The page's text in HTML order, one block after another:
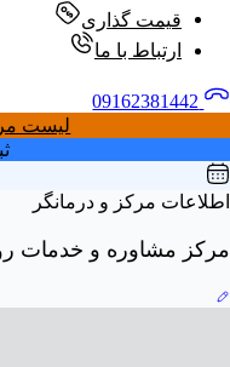
قیمت گذاری
ارتباط با ما
لیست
اطلاعات مرکز و درمانگر
مرکز مشاوره و خدمات